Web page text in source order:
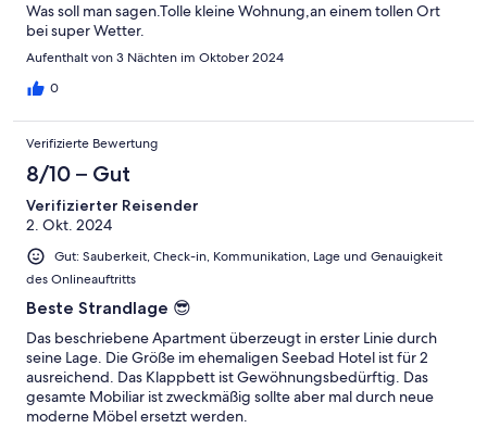
Was soll man sagen.Tolle kleine Wohnung,an einem tollen Ort
bei super Wetter.
Aufenthalt von 3 Nächten im Oktober 2024
0
Verifizierte Bewertung
8/10 – Gut
Verifizierter Reisender
2. Okt. 2024
Gut: Sauberkeit, Check-in, Kommunikation, Lage und Genauigkeit
des Onlineauftritts
Beste Strandlage 😎
Das beschriebene Apartment überzeugt in erster Linie durch
seine Lage. Die Größe im ehemaligen Seebad Hotel ist für 2
ausreichend. Das Klappbett ist Gewöhnungsbedürftig. Das
gesamte Mobiliar ist zweckmäßig sollte aber mal durch neue
moderne Möbel ersetzt werden.